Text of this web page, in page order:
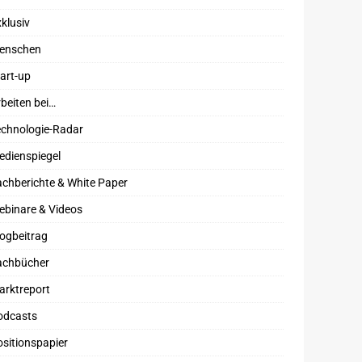
up
bei…
Radar
& White Paper
& Videos